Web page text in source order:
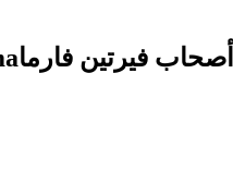
أصحاب فيرتين فارما